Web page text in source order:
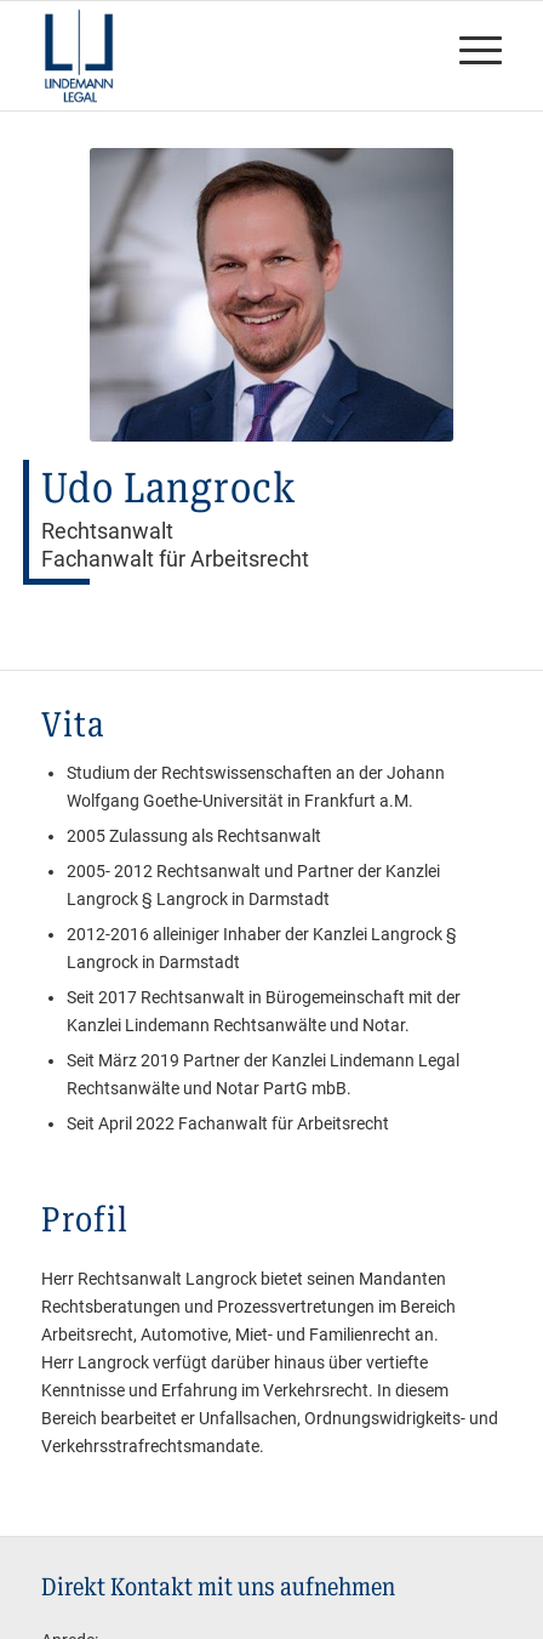
Udo Langrock
Rechtsanwalt
Fachanwalt für Arbeitsrecht
Vita
Studium der Rechtswissenschaften an der Johann
Wolfgang Goethe-Universität in Frankfurt a.M.
2005 Zulassung als Rechtsanwalt
2005- 2012 Rechtsanwalt und Partner der Kanzlei
Langrock § Langrock in Darmstadt
2012-2016 alleiniger Inhaber der Kanzlei Langrock §
Langrock in Darmstadt
Seit 2017 Rechtsanwalt in Bürogemeinschaft mit der
Kanzlei Lindemann Rechtsanwälte und Notar.
Seit März 2019 Partner der Kanzlei Lindemann Legal
Rechtsanwälte und Notar PartG mbB.
Seit April 2022 Fachanwalt für Arbeitsrecht
Profil
Herr Rechtsanwalt Langrock bietet seinen Mandanten
Rechtsberatungen und Prozessvertretungen im Bereich
Arbeitsrecht, Automotive, Miet- und Familienrecht an.
Herr Langrock verfügt darüber hinaus über vertiefte
Kenntnisse und Erfahrung im Verkehrsrecht. In diesem
Bereich bearbeitet er Unfallsachen, Ordnungswidrigkeits- und
Verkehrsstrafrechtsmandate.
Direkt Kontakt mit uns aufnehmen